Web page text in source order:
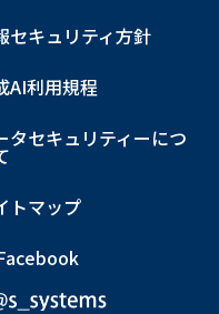
セキュリティ方針
AI利用規程
タセキュリティーにつ
トマップ